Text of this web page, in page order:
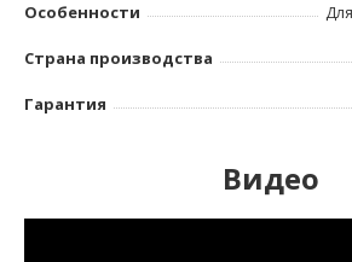
Особенности
Страна производства
Гарантия
Видео